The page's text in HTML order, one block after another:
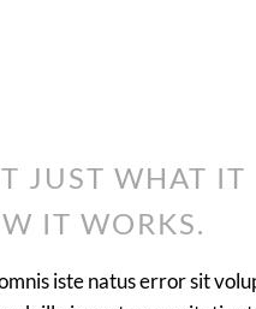
JUST WHAT
IT WORKS.
iste natus error sit